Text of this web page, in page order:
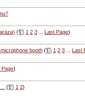
( 1 2 3 Last Page)
booth ( 1 2 3
Last
Page)
( 1 2)